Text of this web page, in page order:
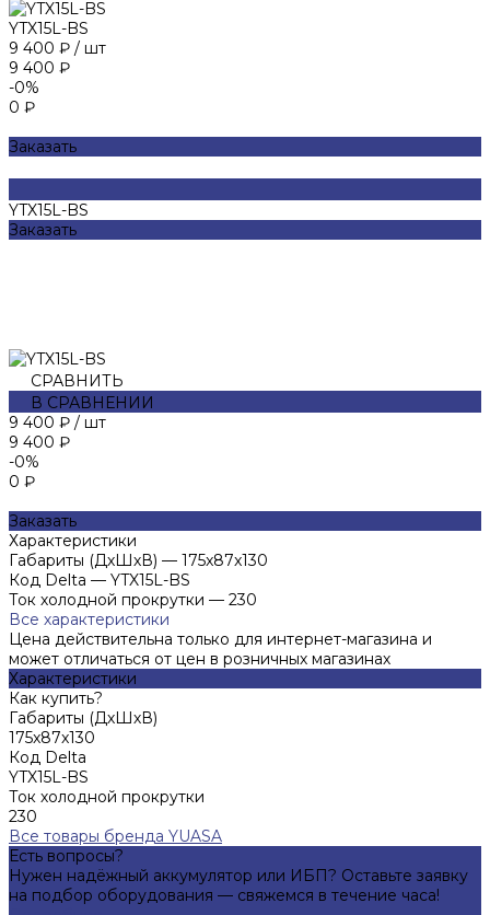
YTX15L-BS
9 400 ₽ / шт
9 400 ₽
-0%
0 ₽
Заказать
YTX15L-BS
Заказать
СРАВНИТЬ
В СРАВНЕНИИ
9 400 ₽ / шт
9 400 ₽
-0%
0 ₽
Заказать
Характеристики
Габариты (ДхШхВ) — 175x87x130
Код Delta — YTX15L-BS
Ток холодной прокрутки — 230
Все характеристики
Цена действительна только для интернет-магазина и
может отличаться от цен в розничных магазинах
Характеристики
Как купить?
Габариты (ДхШхВ)
175x87x130
Код Delta
YTX15L-BS
Ток холодной прокрутки
230
Все товары бренда YUASA
Есть вопросы?
Нужен надёжный аккумулятор или ИБП? Оставьте заявку
на подбор оборудования — свяжемся в течение часа!